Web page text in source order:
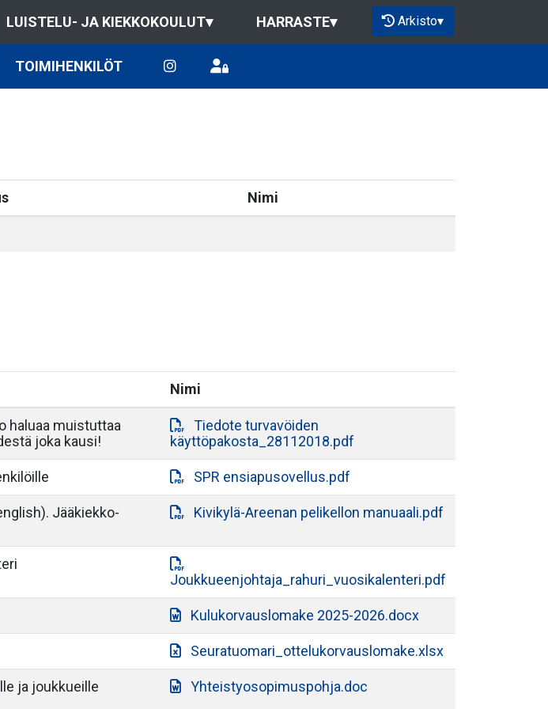
LUISTELU- JA KIEKKOKOULUT▾ HARRASTE▾ Arkisto▾
TOIMIHENKILÖT
Nimi
Nimi
haluaa muistuttaa
joka kausi!
Tiedote turvavöiden
käyttöpakosta_28112018.pdf
SPR ensiapusovellus.pdf
Jääkiekko-
Kivikylä-Areenan pelikellon manuaali.pdf
Joukkueenjohtaja_rahuri_vuosikalenteri.pdf
Kulukorvauslomake 2025-2026.docx
Seuratuomari_ottelukorvauslomake.xlsx
ja joukkueille
Yhteistyosopimuspohja.doc